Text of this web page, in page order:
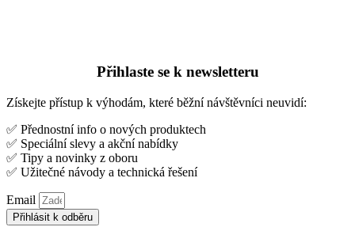
Přihlaste se k newsletteru
Získejte přístup k výhodám, které běžní návštěvníci neuvidí:
✅ Přednostní info o nových produktech
✅ Speciální slevy a akční nabídky
✅ Tipy a novinky z oboru
✅ Užitečné návody a technická řešení
Email
Přihlásit k odběru